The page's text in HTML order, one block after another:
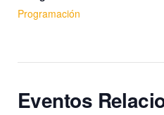
Programación
Eventos